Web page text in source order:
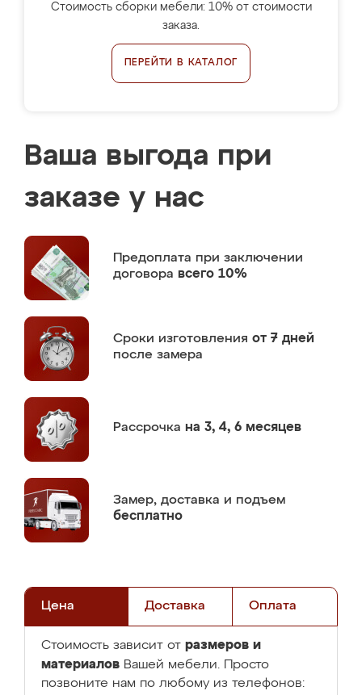
Стоимость сборки мебели: 10% от стоимости
заказа.
ПЕРЕЙТИ В КАТАЛОГ
Ваша выгода при
заказе у нас
Предоплата при заключении
договора всего 10%
Сроки изготовления от 7 дней
после замера
Рассрочка на 3, 4, 6 месяцев
Замер, доставка и подъем
бесплатно
Цена Доставка Оплата
Стоимость зависит от размеров и
материалов Вашей мебели. Просто
позвоните нам по любому из телефонов: